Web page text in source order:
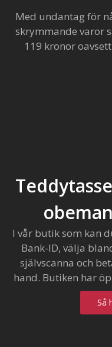
Med undantag för
skrymmande varor
119 kronor
I vår butik som kan
Bank-ID, välja
självscanna och
hand. Butiken har
Så